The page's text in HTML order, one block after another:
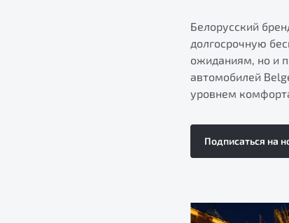
Белорусский
долгосрочную
ожиданиям, но и
автомобилей
уровнем
Подписаться на